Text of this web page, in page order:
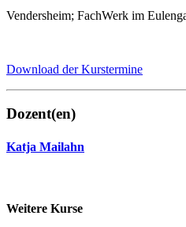
Vendersheim; FachWerk im
Download der Kurstermine
Dozent(en)
Katja Mailahn
Weitere Kurse